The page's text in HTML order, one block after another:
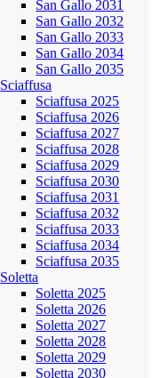
San Gallo 2031
San Gallo 2032
San Gallo 2033
San Gallo 2034
San Gallo 2035
Sciaffusa
Sciaffusa 2025
Sciaffusa 2026
Sciaffusa 2027
Sciaffusa 2028
Sciaffusa 2029
Sciaffusa 2030
Sciaffusa 2031
Sciaffusa 2032
Sciaffusa 2033
Sciaffusa 2034
Sciaffusa 2035
Soletta
Soletta 2025
Soletta 2026
Soletta 2027
Soletta 2028
Soletta 2029
Soletta 2030